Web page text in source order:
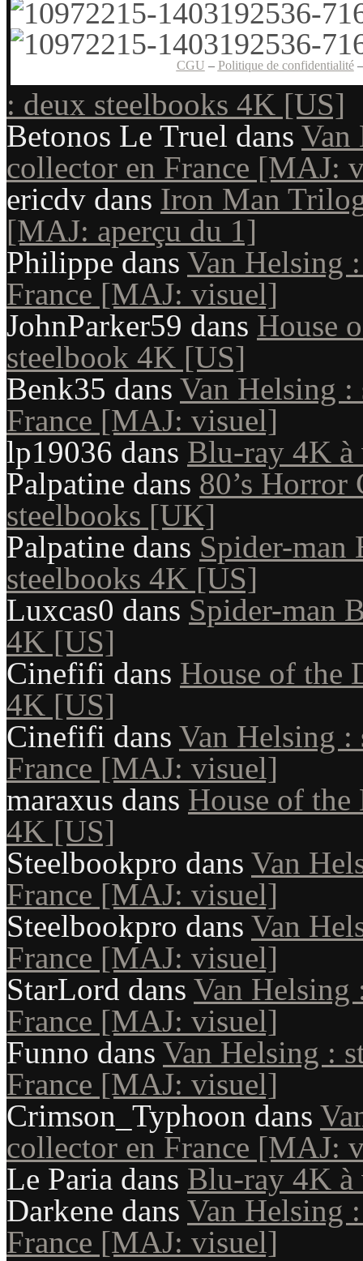
CGU – Politique de confidentialité
: deux steelbooks 4K [US]
Betonos Le Truel dans Van
collector en France [MAJ:
ericdv dans Iron Man
[MAJ: aperçu du 1]
Philippe dans Van Helsing
France [MAJ: visuel]
JohnParker59 dans House
steelbook 4K [US]
Benk35 dans Van Helsing
France [MAJ: visuel]
lp19036 dans Blu-ray 4K à
Palpatine dans 80’s
steelbooks [UK]
Palpatine dans Spider-man
steelbooks 4K [US]
Luxcas0 dans Spider-man
4K [US]
Cinefifi dans House of the
4K [US]
Cinefifi dans Van Helsing
France [MAJ: visuel]
maraxus dans House of the
4K [US]
Steelbookpro dans Van
France [MAJ: visuel]
Steelbookpro dans Van
France [MAJ: visuel]
StarLord dans Van Helsing
France [MAJ: visuel]
Funno dans Van Helsing :
France [MAJ: visuel]
Crimson_Typhoon dans
collector en France [MAJ:
Le Paria dans Blu-ray 4K à
Darkene dans Van Helsing
France [MAJ: visuel]